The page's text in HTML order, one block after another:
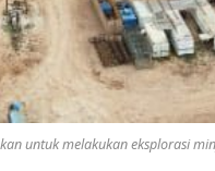
untuk melakukan eksplorasi